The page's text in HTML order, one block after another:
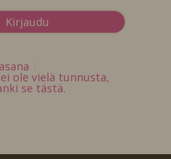
ole vielä tunnusta,
se tästä.